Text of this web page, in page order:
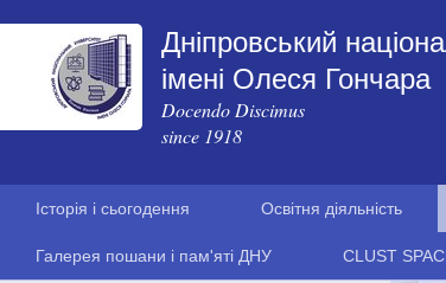
Дніпровський
імені Олеся Гончара
Docendo Discimus
since 1918
Історія і сьогодення Освітня діяльність
Галерея пошани і пам'яті ДНУ CLUST